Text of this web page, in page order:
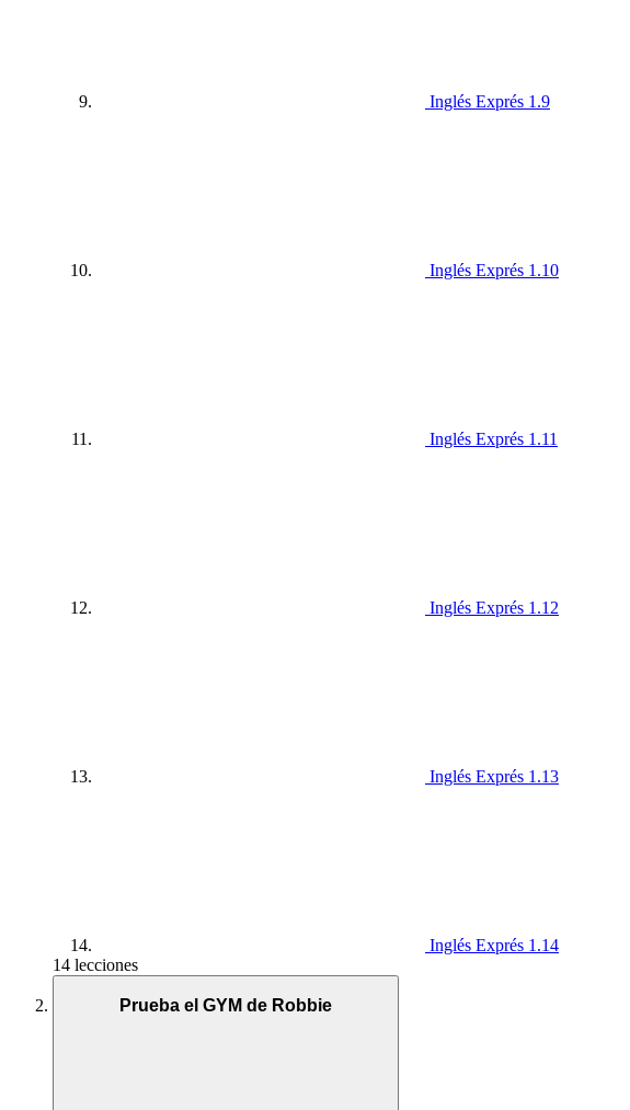
Inglés Exprés 1.9
Inglés Exprés 1.10
Inglés Exprés 1.11
Inglés Exprés 1.12
Inglés Exprés 1.13
Inglés Exprés 1.14
14 lecciones
Prueba el GYM de Robbie